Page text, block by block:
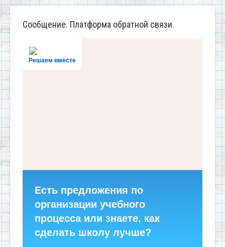
Сообщение. Платформа обратной связи.
Решаем вместе
Есть предложения по
организации учебного
процесса или знаете, как
сделать школу лучше?